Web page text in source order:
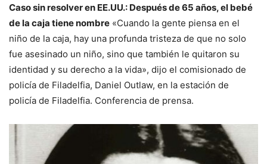
Caso sin resolver en EE.UU.: Después de 65 años, el bebé
de la caja tiene nombre «Cuando la gente piensa en el
niño de la caja, hay una profunda tristeza de que no solo
fue asesinado un niño, sino que también le quitaron su
identidad y su derecho a la vida», dijo el comisionado de
policía de Filadelfia, Daniel Outlaw, en la estación de
policía de Filadelfia. Conferencia de prensa.